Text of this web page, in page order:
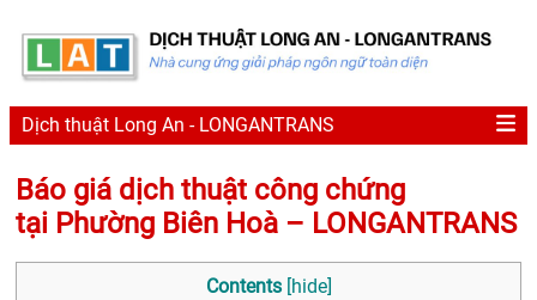
Dịch thuật Long An - LONGANTRANS
Báo giá dịch thuật công chứng
tại Phường Biên Hoà – LONGANTRANS
Contents [hide]